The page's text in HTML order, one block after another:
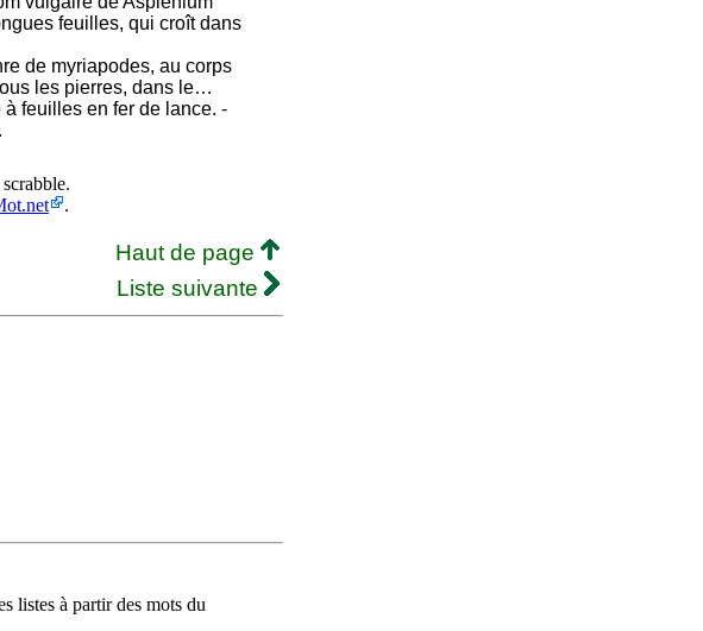
feuilles, qui croît dans
de myriapodes, au corps
les pierres, dans le…
à feuilles en fer de lance. -
.
Haut de page
Liste suivante
listes à partir des mots du